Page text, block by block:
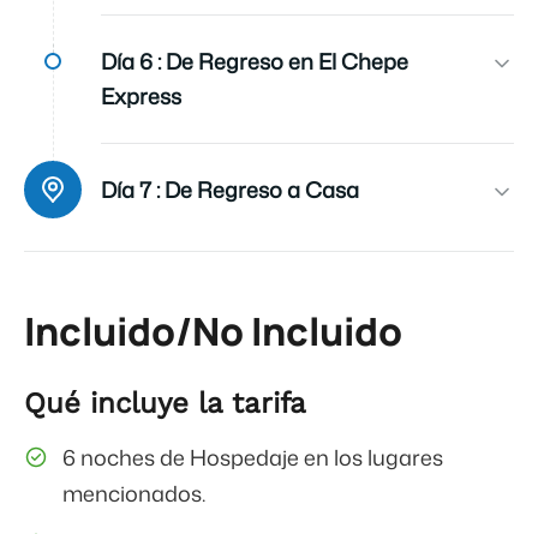
Según Itinerario
Día 6 :De Regreso en El Chepe
Express
Día 7 :De Regreso a Casa
Incluido/No Incluido
Qué incluye la tarifa
6 noches de Hospedaje en los lugares
mencionados.